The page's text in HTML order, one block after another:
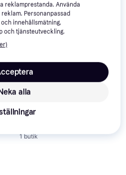
Velux Ljustunnel TCR platt
tak fast rör Ljustunnel
Ljustunnel
1 butik
reklamprestanda. Använda
Personanpassad
innehållsmätning,
och tjänsteutveckling.
alla